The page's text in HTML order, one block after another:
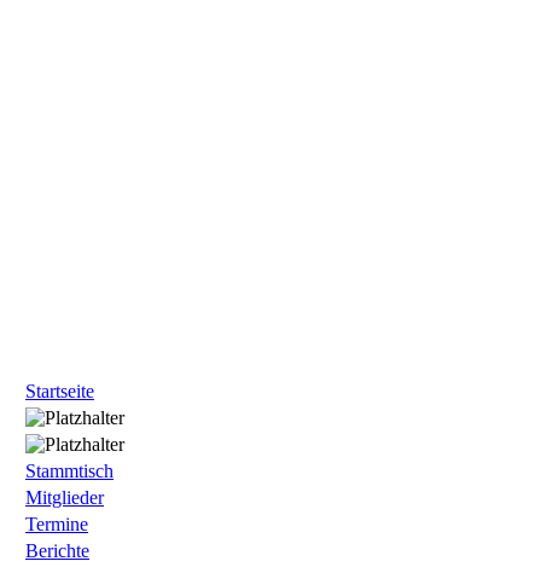
Startseite
Stammtisch
Mitglieder
Termine
Berichte